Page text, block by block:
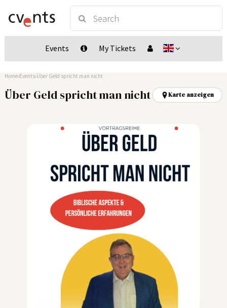
Events My Tickets
Home Events Über Geld spricht man nicht
Über Geld spricht man nicht Karte anzeigen